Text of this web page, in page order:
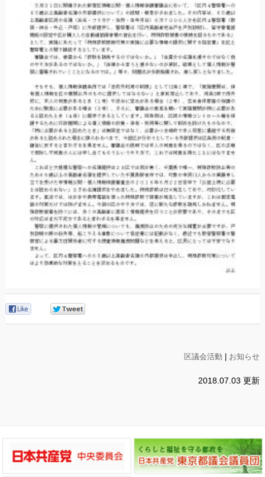
区議会活動 お知らせ
2018.07.03 更新